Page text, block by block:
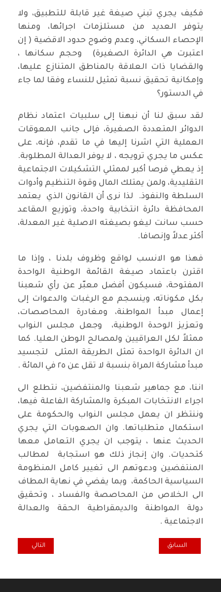
فكيف يجري تبني صيغة غير قابلة للتطبيق، ولا
يتوفر العديد من مستلزمات اجرائها، ومنها
الإحصاء السكاني، وعدم وضوح حدود الاقضية ( إن
اعتبرت هي الدائرة الصغيرة) وحجم سكانها ،
والقضايا ذات العلاقة بالمناطق المتنازع عليها،
وإمكانية تحقيق نسبة تمثيل للنساء وفقا لما جاء
في الدستور؟
لقد سبق لنا أن نبهنا إلى سلبيات اعتماد نظام
الدوائر المتعددة الصغيرة، فإلى جانب المعوقات
العملية التي اشرنا إليها في ما تقدم، فإنه، على
عكس ما يجري ترويجه ، لا يوفر العدالة المطلوبة.
إذ يعطي فرصا أكبر لممثلي التشكيلات الاجتماعية
التقليدية، ولمن يمتلك المال وقوة التنظيم وأدوات
السلطة والنفوذ. لذا نرى أن القانون الذي يعتمد
المحافظة دائرة انتخابية واحدة، وتوزيع المقاعد
حسب سانت ليغو بصيغته الاصلية غير المعدلة،
أكثر عدلاً وإنصافا.
فهذا هو الانسب لواقع وظروف بلدنا ، وإذا ما
اقترن باعتماد صيغة القائمة الوطنية الواحدة
المفتوحة، فسيكون أفضل معبّر عن رأي شعبنا
بكل مكوناته، وينسجم مع الرغبات والدعوات إلى
إعمال مبدأ المواطنة، ومغادرة المحاصصات،
وتعزيز الوحدة الوطنية، وجعل مجلس النواب
ممثلاً لكل العراقيين ولمصالح الوطن العليا. كما
ان الدائرة الواحدة تمثل الطريقة المثلى لتجسيد
مبدأ مشاركة المراة بنسبة لا تقل عن ٢٥ في المائة .
اننا، مع جماهير شعبنا والمنتفضين، نتطلع الى
اجراء الانتخابات المبكرة والمشاركة الفاعلة فيها،
وننتظر ان يعمل مجلس النواب والحكومة على
استكمال متطلباتها. وان الصعوبات التي يجري
الحديث عنها ، يتوجب ان يجري التعامل معها
كتحديات. وان إنجاز ذلك هو استجابة لمطالب
المنتفضين ودعوتهم الى تغيير كامل المنظومة
السياسية الحاكمة، وبما يفضي في نهاية المطاف
الى الخلاص من المحاصصة والفساد ، وتحقيق
دولة المواطنة والديمقراطية الحقة والعدالة
الاجتماعية .
المقال السابق: افتتاحية "طريق الشعب".. معادلة التغيير وإبعاد البلاد
السابق المقال التالي:
التالي